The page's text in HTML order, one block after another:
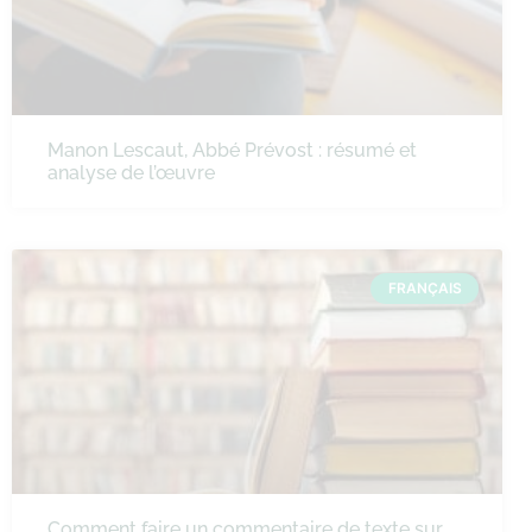
Manon Lescaut, Abbé Prévost : résumé et
analyse de l’œuvre
FRANÇAIS